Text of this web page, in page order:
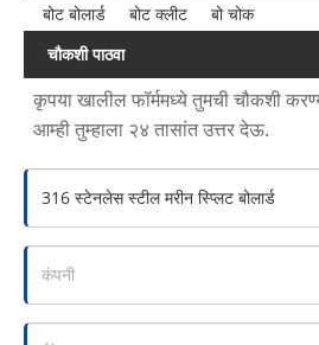
बोट बोलार्ड
बोट क्लीट
बो चोक
चौकशी पाठवा
कृपया खालील फॉर्ममध्ये तुमची चौकशी
आम्ही तुम्हाला २४ तासांत उत्तर देऊ.